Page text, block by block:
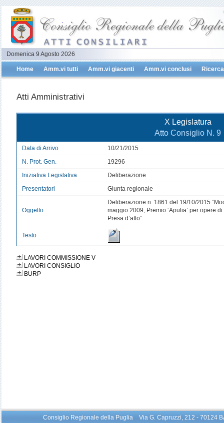
Domenica 9 Agosto 2026
Home Amm.vi tutti Amm.vi giacenti Amm.vi conclusi Ricerca
Atti Amministrativi
X Legislatura
Atto Consiglio N. 9
Data di Arrivo
10/21/2015
N. Prot. Gen.
19296
Iniziativa Legislativa
Deliberazione
Presentatori
Giunta regionale
Oggetto
Deliberazione n. 1861 del 19/10/2015
maggio 2009, Premio ‘Apulia’ per opere
Presa d’atto”
Testo
LAVORI COMMISSIONE V
LAVORI CONSIGLIO
BURP
Consiglio Regionale della Puglia Via G. Capruzzi, 212 -